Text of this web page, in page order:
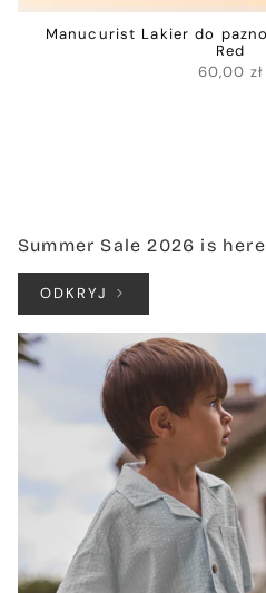
Manucurist Lakier do
Red
60,00 zł
Summer Sale 2026 is here
ODKRYJ